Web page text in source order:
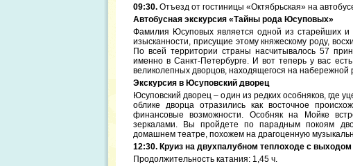
09:30. Отъезд от гостиницы «Октябрьская» на
Автобусная экскурсия «Тайны рода Юсуповых»
Фамилия Юсуповых является одной из старейших и
изысканности, присущие этому княжескому роду,
По всей территории страны насчитывалось 57
именно в Санкт-Петербурге. И вот теперь у вас
великолепных дворцов, находящегося на набережной
Экскурсия в Юсуповский дворец
Юсуповский дворец – один из редких особняков, где
облике дворца отразились как восточное
финансовые возможности. Особняк на Мойке
зеркалами. Вы пройдете по парадным покоям
домашнем театре, похожем на драгоценную
12:30. Круиз на двухпалубном теплоходе с
Продолжительность катания: 1,45 ч.